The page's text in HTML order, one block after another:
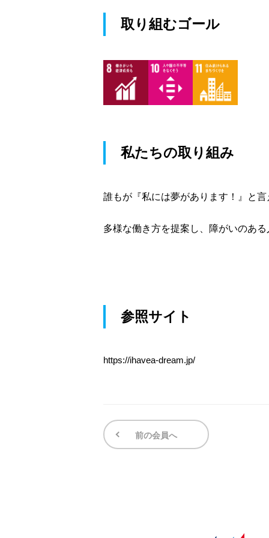
取り組むゴール
私たちの取り組み
誰もが『私には夢があります！』と
多様な働き方を提案し、障がいのあ
参照サイト
https://ihavea-dream.jp/
前の会員へ